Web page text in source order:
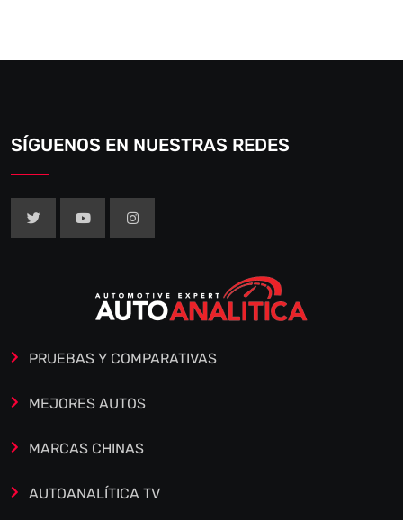
SÍGUENOS EN NUESTRAS REDES
PRUEBAS Y COMPARATIVAS
MEJORES AUTOS
MARCAS CHINAS
AUTOANALÍTICA TV